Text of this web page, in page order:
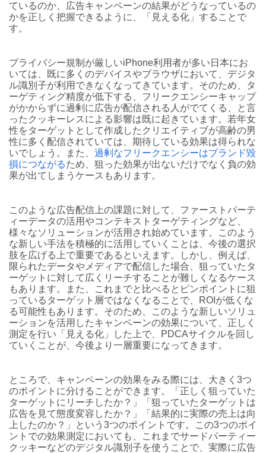
ているのか、広告キャンペーンの結果がどうなっているの
かを正しく把握できるように、「見える化」することで
す。
プライバシー規制が厳しいiPhone利用者が多い日本にお
いては、既に多くのデバイスやブラウザにおいて、デジタ
ル識別子が利用できなくなってきています。そのため、タ
ーゲティング精度が低下する、フリークエンシーキャップ
がかからずに過剰に広告が配信される人がでてくる、と言
ったクッキーレスによる影響は既に起きています。若年女
性をターゲットとして作成したクリエイティブが高齢の男
性に多く配信されていては、期待している効果は得られな
いでしょう。また、 過剰なフリークエンシーはブランド毀
損につながるため、狙った効果が出ないだけでなく負の効
果が出てしまうケースもあります。
このような広告配信上の課題に対して、ファーストパーテ
ィーデータの活用やコンテキストターゲティングなど、
様々なソリューションが活用され始めています。このよう
な新しい手法を積極的に活用していくことは、今後の選択
肢を広げる上で重要であるといえます。しかし、例えば、
限られたデータやメディアで配信した場合、狙っていたタ
ーゲットに対して広くリーチすることが難しくなるケース
もあります。また、これまでと比べるとピンポイントに狙
っているターゲット層ではなくなることで、ROIが低くな
る可能性もあります。そのため、このような新しいソリュ
ーションを活用したキャンペーンの効果について、正しく
測定を行い「見える化」した上で、PDCAサイクルを回し
ていくことが、今後より一層重要になってきます。
ところで、キャンペーンの効果をみる際には、大きく3つ
のポイントに分けることができます。「正しく狙っていた
ターゲットにリーチしたか？」「狙っていたターゲットは
広告を見て態度変容したか？」「結果的に実際の売上は向
上したのか？」という3つのポイントです。この3つのポイ
ントでの効果測定においても、これまでサードパーティー
クッキーなどのデジタル識別子を使うことで、実際に広告